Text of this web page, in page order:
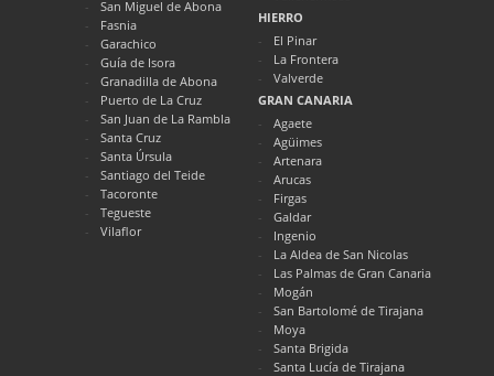
San Miguel de Abona
Fasnia
Garachico
Guía de Isora
Granadilla de Abona
Puerto de La Cruz
San Juan de La Rambla
Santa Cruz
Santa Úrsula
Santiago del Teide
Tacoronte
Tegueste
Vilaflor
HIERRO
El Pinar
La Frontera
Valverde
GRAN CANARIA
Agaete
Agüimes
Artenara
Arucas
Firgas
Galdar
Ingenio
La Aldea de San Nicolas
Las Palmas de Gran Canaria
Mogán
San Bartolomé de Tirajana
Moya
Santa Brigida
Santa Lucía de Tirajana